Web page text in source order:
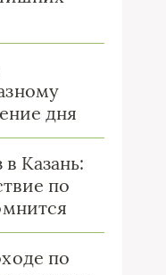
дня
Казань:
по
по